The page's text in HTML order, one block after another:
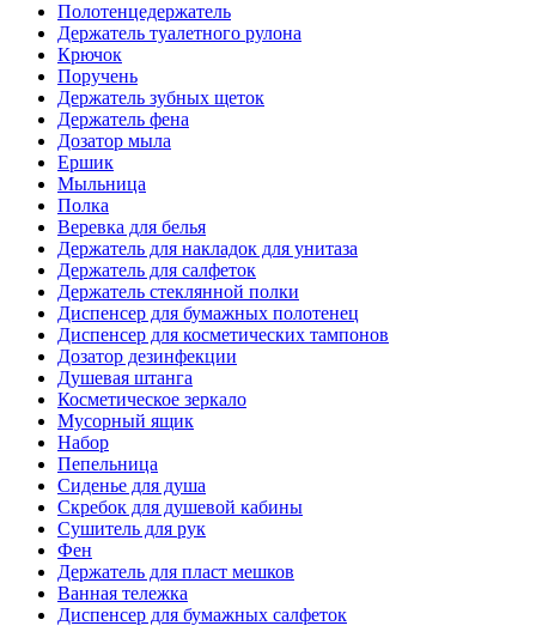
Полотенцедержатель
Держатель туалетного рулона
Крючок
Поручень
Держатель зубных щеток
Держатель фена
Дозатор мыла
Eршик
Мыльница
Полка
Веревка для белья
Держатель для накладок для унитаза
Держатель для салфеток
Держатель стеклянной полки
Диспенсер для бумажных полотенец
Диспенсер для косметических тампонов
Дозатор дезинфекции
Душевая штанга
Косметическое зеркало
Мусорный ящик
Набор
Пепельница
Сиденье для душа
Скребок для душевой кабины
Сушитель для рук
Фен
Держатель для пласт мешков
Ванная тележка
Диспенсер для бумажных салфеток